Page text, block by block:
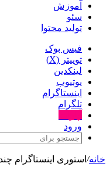
آموزش
سئو
تولید محتوا
فیس بوک
توییتر (X)
لینکدین
یوتیوب
اینستاگرام
تلگرام
ورود
خانه/ استوری اینستاگرام